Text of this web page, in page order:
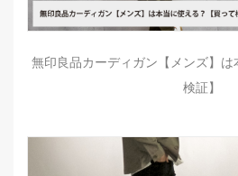
無印良品カーディガン【メンズ】は
検証】